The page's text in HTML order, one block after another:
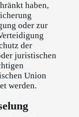
haben,
oder zur
der
juristischen
Union
werden.